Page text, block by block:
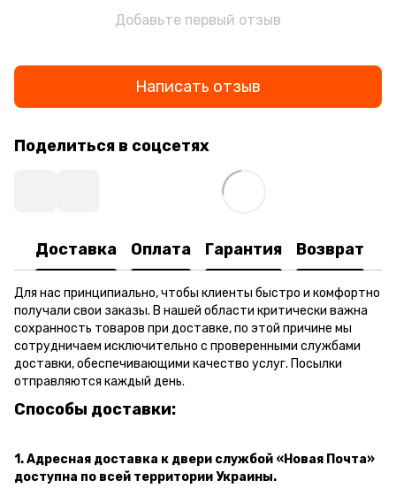
Добавьте первый отзыв
Написать отзыв
Поделиться в соцсетях
Доставка Оплата Гарантия Возврат
Для нас принципиально, чтобы клиенты быстро и комфортно
получали свои заказы. В нашей области критически важна
сохранность товаров при доставке, по этой причине мы
сотрудничаем исключительно с проверенными службами
доставки, обеспечивающими качество услуг. Посылки
отправляются каждый день.
Способы доставки:
1. Адресная доставка к двери службой «Новая Почта»
доступна по всей территории Украины.